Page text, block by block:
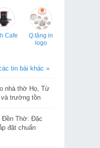
Cafe
Q.tặng in
logo
tin bài khác »
nhà thờ Họ, Từ
trường tồn
Đền Thờ: Đặc
đặt chuẩn